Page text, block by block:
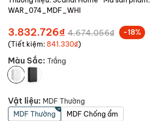
WAR_074_MDF_WHI
3.832.726₫ 4.674.056₫
-18%
(Tiết kiệm: 841.330₫)
Màu Sắc: Trắng
Vật liệu: MDF Thường
MDF Thường
MDF Chống ẩm